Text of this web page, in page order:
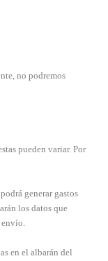
no podremos
pueden variar. Por
generar gastos
los datos que
envío.
en el albarán del